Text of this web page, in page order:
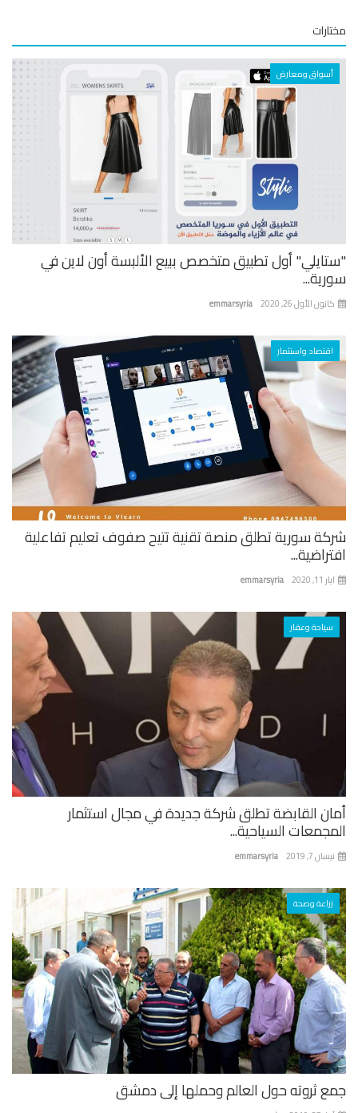
أسواق ومعارض
أول تطبيق متخصص ببيع الألبسة أون لاين في
emmarsyria الأول 26, 2020
اقتصاد واستثمار
سورية تطلق منصة تقنية تتيح صفوف تعليم تفاعلية
emmarsyria
سياحة وعقار
القابضة تطلق شركة جديدة في مجال استثمار
السياحية...
emmarsyria 7, 2019
زراعة وصحة
ثروته حول العالم وحملها إلى دمشق